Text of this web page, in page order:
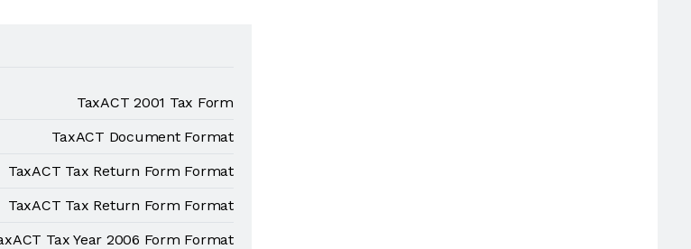
TaxACT 2001 Tax Form
TaxACT Document Format
TaxACT Tax Return Form Format
TaxACT Tax Return Form Format
Tax Year 2006 Form Format